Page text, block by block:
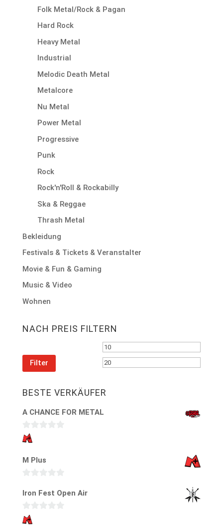
Folk Metal/Rock & Pagan
Hard Rock
Heavy Metal
Industrial
Melodic Death Metal
Metalcore
Nu Metal
Power Metal
Progressive
Punk
Rock
Rock'n'Roll & Rockabilly
Ska & Reggae
Thrash Metal
Bekleidung
Festivals & Tickets & Veranstalter
Movie & Fun & Gaming
Music & Video
Wohnen
NACH PREIS FILTERN
Min.
Preis
Filter
BESTE VERKÄUFER
A CHANCE FOR METAL
0
o
M Plus
v
n
Iron Fest Open Air
0